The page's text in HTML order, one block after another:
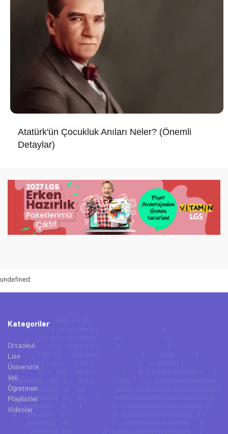
Atatürk'ün Çocukluk Anıları Neler? (Önemli
Detaylar)
undefined
Kategoriler
Ortaokul
Lise
Üniversite
Veli
Öğretmen
Playlistler
Videolar